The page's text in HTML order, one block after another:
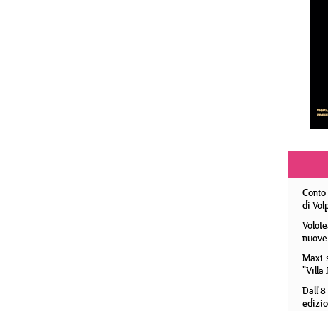
di
Maxi-
"Villa
Dall'8